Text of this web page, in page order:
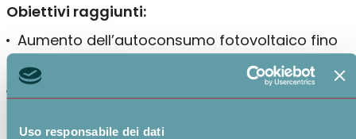
Uso responsabile dei dati
Obiettivi raggiunti:
Aumento dell’autoconsumo fotovoltaico fino
al 15% annuo
Integrazione automatica tra produzione,